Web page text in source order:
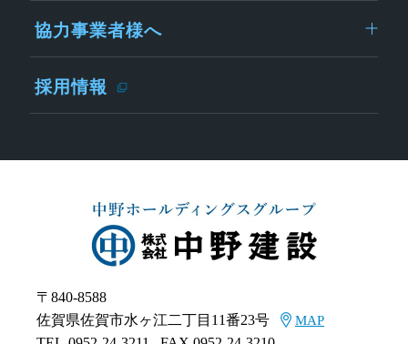
協力事業者様へ
採用情報
〒840-8588
佐賀県佐賀市水ヶ江二丁目11番23号
MAP